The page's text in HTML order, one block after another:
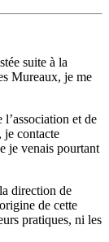
suite à la
Mureaux, je me
et de
je contacte
je venais pourtant
direction de
de cette
pratiques, ni les